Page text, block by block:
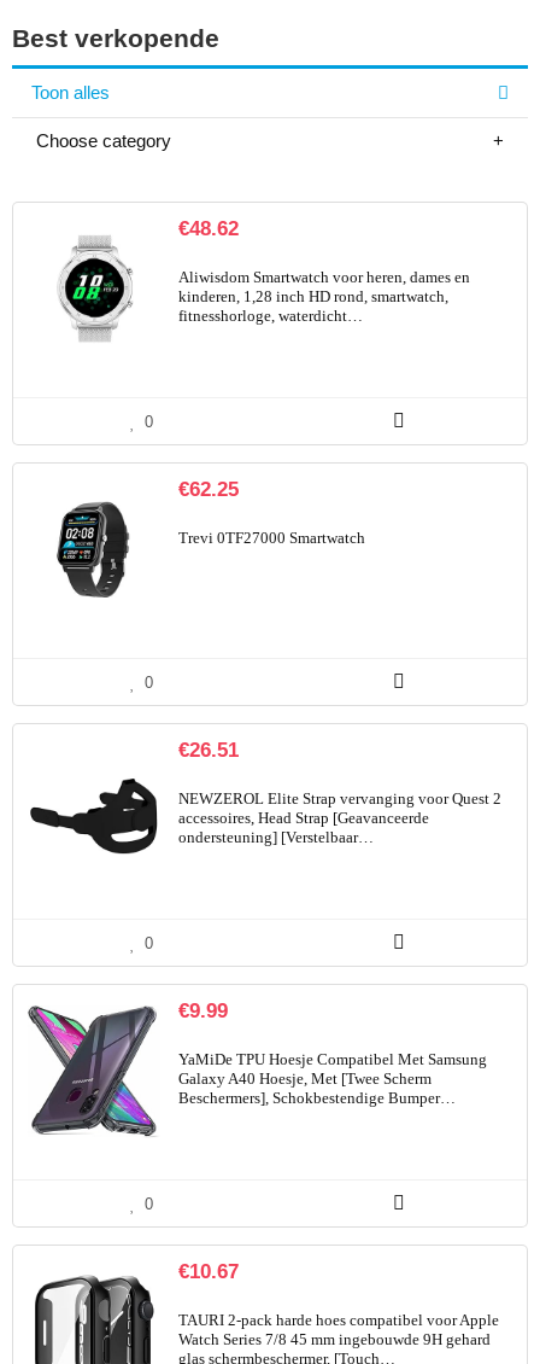
Best verkopende
Toon alles
Choose category
€48.62
Aliwisdom Smartwatch voor heren, dames en
kinderen, 1,28 inch HD rond, smartwatch,
fitnesshorloge, waterdicht…
0
€62.25
Trevi 0TF27000 Smartwatch
0
€26.51
NEWZEROL Elite Strap vervanging voor Quest 2
accessoires, Head Strap [Geavanceerde
ondersteuning] [Verstelbaar…
0
€9.99
YaMiDe TPU Hoesje Compatibel Met Samsung
Galaxy A40 Hoesje, Met [Twee Scherm
Beschermers], Schokbestendige Bumper…
0
€10.67
TAURI 2-pack harde hoes compatibel voor Apple
Watch Series 7/8 45 mm ingebouwde 9H gehard
glas schermbeschermer, [Touch…